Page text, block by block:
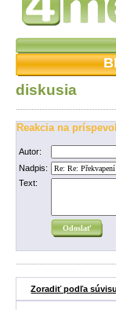
diskusia
Reakcia na
Autor:
Nadpis:
Text:
Zoradiť podľa súvisu